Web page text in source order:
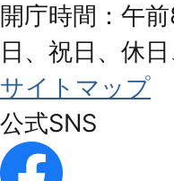
開庁時間：午
日、祝日、休
サイトマップ
公式SNS